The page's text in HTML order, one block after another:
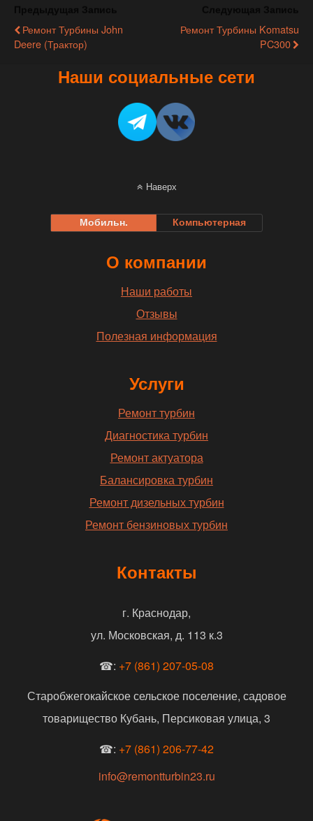
Ремонт Турбины John
Deere (трактор)
Ремонт Турбины Komatsu
PC300
Наши социальные сети
Наверх
Мобильн. Компьютерная
О компании
Наши работы
Отзывы
Полезная информация
Услуги
Ремонт турбин
Диагностика турбин
Ремонт актуатора
Балансировка турбин
Ремонт дизельных турбин
Ремонт бензиновых турбин
Контакты
г. Краснодар,
ул. Московская, д. 113 к.3
☎: +7 (861) 207-05-08
Старобжегокайское сельское поселение, садовое
товарищество Кубань, Персиковая улица, 3
☎: +7 (861) 206-77-42
info@remontturbin23.ru